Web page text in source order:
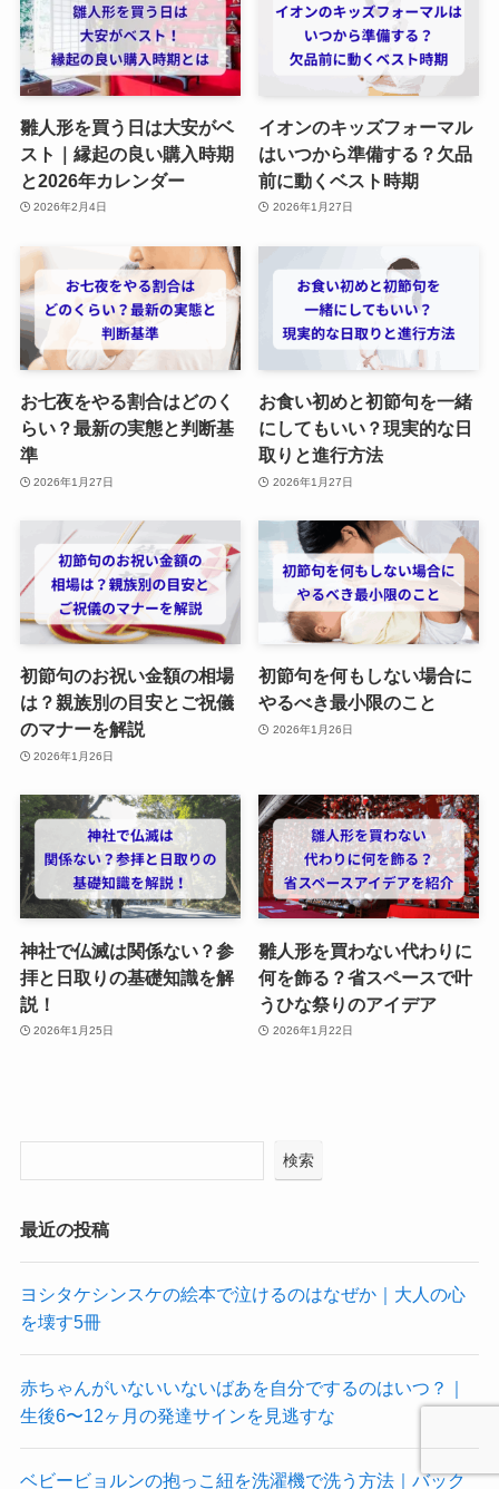
雛人形を買う日は大安がベ
スト｜縁起の良い購入時期
と2026年カレンダー
2026年2月4日
イオンのキッズフォーマル
はいつから準備する？欠品
前に動くベスト時期
2026年1月27日
お七夜をやる割合はどのく
らい？最新の実態と判断基
準
2026年1月27日
お食い初めと初節句を一緒
にしてもいい？現実的な日
取りと進行方法
2026年1月27日
初節句のお祝い金額の相場
は？親族別の目安とご祝儀
のマナーを解説
2026年1月26日
初節句を何もしない場合に
やるべき最小限のこと
2026年1月26日
神社で仏滅は関係ない？参
拝と日取りの基礎知識を解
説！
2026年1月25日
雛人形を買わない代わりに
何を飾る？省スペースで叶
うひな祭りのアイデア
2026年1月22日
検索
最近の投稿
ヨシタケシンスケの絵本で泣けるのはなぜか｜大人の心
を壊す5冊
赤ちゃんがいないいないばあを自分でするのはいつ？｜
生後6〜12ヶ月の発達サインを見逃すな
ベビービョルンの抱っこ紐を洗濯機で洗う方法｜バック